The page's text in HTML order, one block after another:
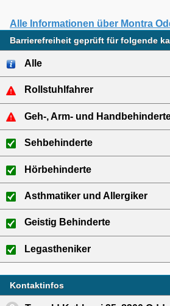
Alle Informationen über Montra
Barrierefreiheit geprüft für folgende
Alle
Rollstuhlfahrer
Geh-, Arm- und
Sehbehinderte
Hörbehinderte
Asthmatiker und Allergiker
Geistig Behinderte
Legastheniker
Kontaktinfos